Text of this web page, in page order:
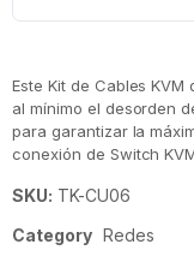
Este Kit de Cables
al mínimo el desorden
para garantizar la
conexión de Switch
SKU: TK-CU06
Category Redes